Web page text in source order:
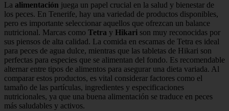
La alimentación juega un papel crucial en la salud y bienestar de
los peces. En Tenerife, hay una variedad de productos disponibles,
pero es importante seleccionar aquellos que ofrezcan un balance
nutricional. Marcas como Tetra y Hikari son muy reconocidas por
sus piensos de alta calidad. La comida en escamas de Tetra es ideal
para peces de agua dulce, mientras que las tabletas de Hikari son
perfectas para especies que se alimentan del fondo. Es recomendable
alternar entre tipos de alimentos para asegurar una dieta variada. Al
comparar estos productos, es vital considerar factores como el
tamaño de las partículas, ingredientes y especificaciones
nutricionales, ya que una buena alimentación se traduce en peces
más saludables y activos.